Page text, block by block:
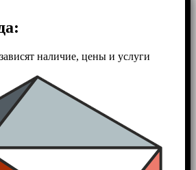
наличие, цены и услуги